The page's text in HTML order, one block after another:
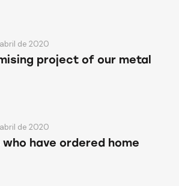
de 2020
project of our metal
de 2020
have ordered home